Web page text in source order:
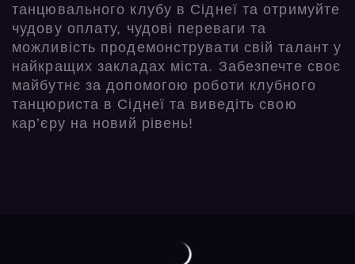
танцювального клубу в Сіднеї та отримуйте
чудову оплату, чудові переваги та
можливість продемонструвати свій талант у
найкращих закладах міста. Забезпечте своє
майбутнє за допомогою роботи клубного
танцюриста в Сіднеї та виведіть свою
кар’єру на новий рівень!